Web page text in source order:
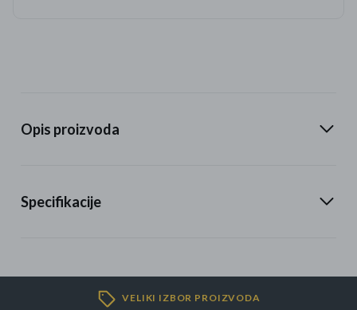
Opis proizvoda
Specifikacije
VELIKI IZBOR PROIZVODA